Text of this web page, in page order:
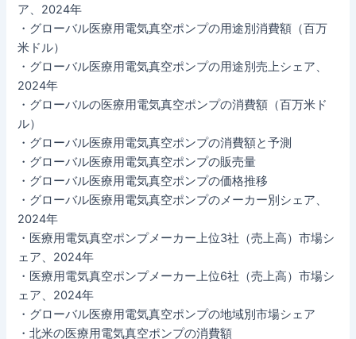
ア、2024年
・グローバル医療用電気真空ポンプの用途別消費額（百万
米ドル）
・グローバル医療用電気真空ポンプの用途別売上シェア、
2024年
・グローバルの医療用電気真空ポンプの消費額（百万米ド
ル）
・グローバル医療用電気真空ポンプの消費額と予測
・グローバル医療用電気真空ポンプの販売量
・グローバル医療用電気真空ポンプの価格推移
・グローバル医療用電気真空ポンプのメーカー別シェア、
2024年
・医療用電気真空ポンプメーカー上位3社（売上高）市場シ
ェア、2024年
・医療用電気真空ポンプメーカー上位6社（売上高）市場シ
ェア、2024年
・グローバル医療用電気真空ポンプの地域別市場シェア
・北米の医療用電気真空ポンプの消費額